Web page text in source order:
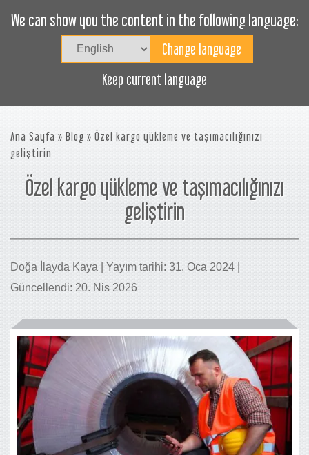
We can show you the content in the following language:
Keep current language
Verimli bir şekilde yükleyin
Ana Sayfa » Blog » Özel kargo yükleme ve taşımacılığınızı
geliştirin
Özel kargo yükleme ve taşımacılığınızı
geliştirin
Doğa İlayda Kaya | Yayım tarihi: 31. Oca 2024 |
Güncellendi: 20. Nis 2026